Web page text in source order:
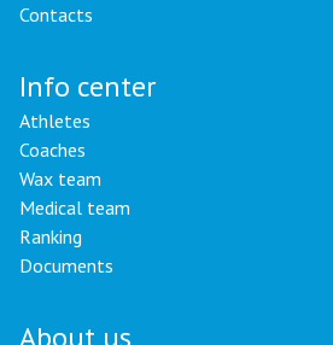
Contacts
Info center
Athletes
Coaches
Wax team
Medical team
Ranking
Documents